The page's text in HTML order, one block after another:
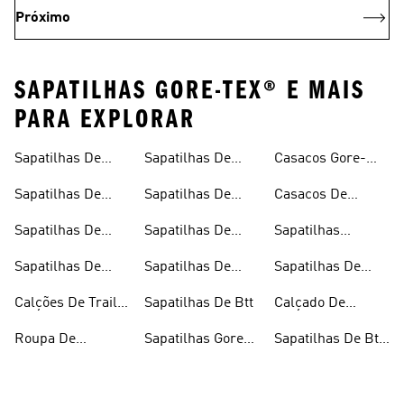
Próximo
SAPATILHAS GORE-TEX® E MAIS
PARA EXPLORAR
Sapatilhas De
Sapatilhas De
Prova De Água
Sapatilhas De
Para Homem
Sapatilhas De
Para Mulher
Calções De Trail
Roupa De
Sapatilhas De
Sapatilhas De
Para Homem
Sapatilhas De
Para Mulher
Sapatilhas De
Sapatilhas De Btt
Sapatilhas Gore-
Casacos Gore-
Casacos De
Sapatilhas
Sapatilhas De
Pretas
Calçado De
Preto
Sapatilhas De Btt